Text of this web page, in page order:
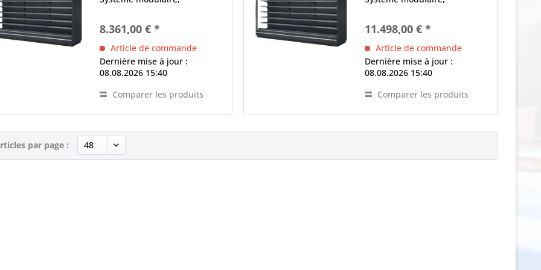
parties latérales (accessoires
spéciaux) Ventilateur AC 2 x
éclairage intérieur...
8.361,00 € *
Article de commande
Dernière mise à jour :
08.08.2026 15:40
Comparer les produits
parties latérales (accessoires
spéciaux) Ventilateur AC 3 x
éclairage intérieur...
11.498,00 € *
Article de commande
Dernière mise à jour :
08.08.2026 15:40
Comparer les produits
par page :